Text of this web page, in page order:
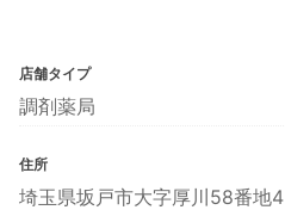
店舗タイプ
調剤薬局
住所
埼玉県坂戸市大字厚川58番地4